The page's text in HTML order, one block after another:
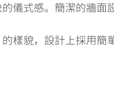
儀式感。簡潔的牆面
樣貌，設計上採用